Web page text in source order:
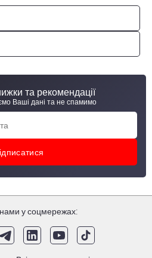
та рекомендації
Ваші дані та не спамимо
у соцмережах: